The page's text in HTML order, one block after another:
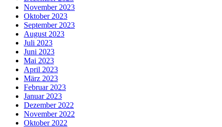
November 2023
Oktober 2023
September 2023
August 2023
Juli 2023
Juni 2023
Mai 2023
April 2023
März 2023
Februar 2023
Januar 2023
Dezember 2022
November 2022
Oktober 2022